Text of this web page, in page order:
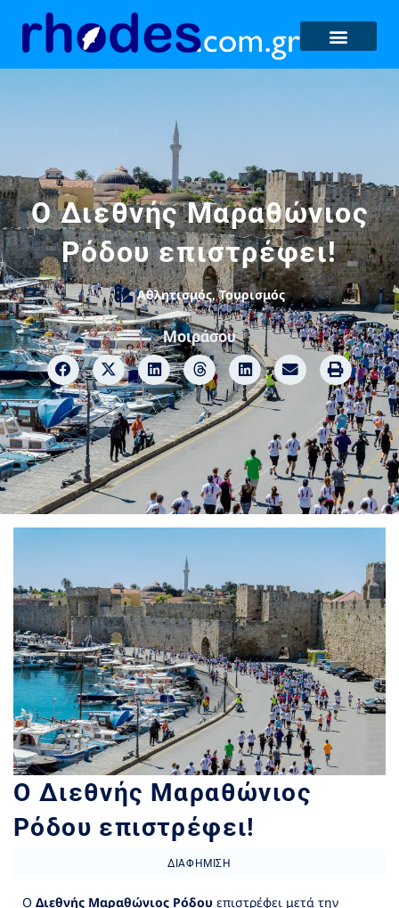
O Διεθνής Μαραθώνιος
Ρόδου επιστρέφει!
Αθλητισμός,Τουρισμός
Μοιράσου
O Διεθνής Μαραθώνιος
Ρόδου επιστρέφει!
ΔΙΑΦΉΜΙΣΗ
Ο Διεθνής Μαραθώνιος Ρόδου επιστρέφει μετά την